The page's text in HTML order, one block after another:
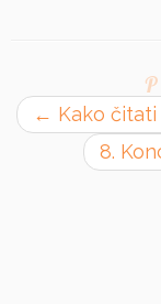
← Kako čitati
8.